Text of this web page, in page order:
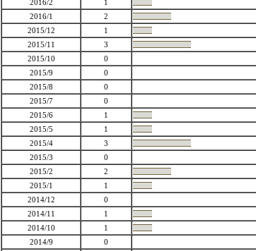
2016/2
1
2016/1
2
2015/12
1
2015/11
3
2015/10
0
2015/9
0
2015/8
0
2015/7
0
2015/6
1
2015/5
1
2015/4
3
2015/3
0
2015/2
2
2015/1
1
2014/12
0
2014/11
1
2014/10
1
2014/9
0